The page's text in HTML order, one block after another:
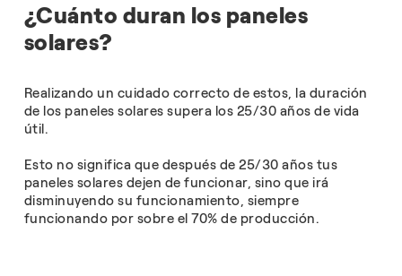
¿Cuánto duran los paneles
solares?
Realizando un cuidado correcto de estos, la duración
de los paneles solares supera los 25/30 años de vida
útil.
Esto no significa que después de 25/30 años tus
paneles solares dejen de funcionar, sino que irá
disminuyendo su funcionamiento, siempre
funcionando por sobre el 70% de producción.